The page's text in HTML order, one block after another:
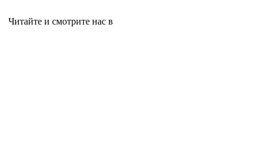
Читайте и смотрите нас в